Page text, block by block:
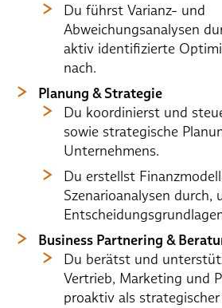
Du führst Varianz- und
Abweichungsanalysen
aktiv identifizierte
nach.
Planung & Strategie
Du koordinierst und
sowie strategische
Unternehmens.
Du erstellst
Szenarioanalysen durch,
Business Partnering &
Du berätst und
Vertrieb, Marketing und
proaktiv als